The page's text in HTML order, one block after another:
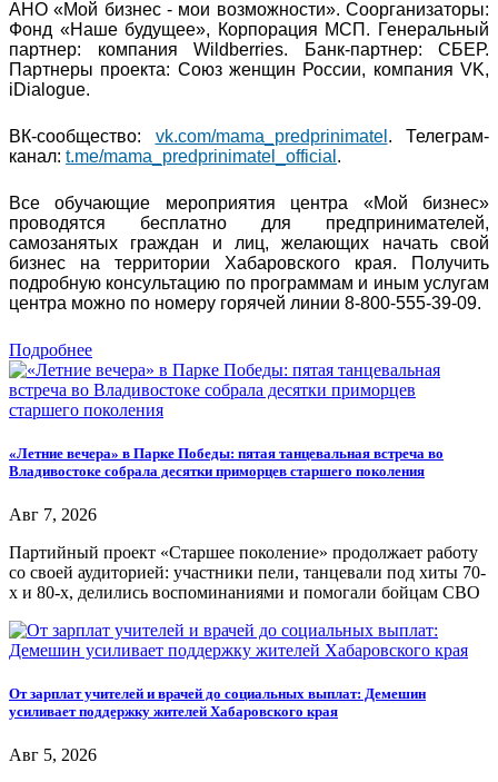
АНО «Мой бизнес - мои возможности». Соорганизаторы:
Фонд «Наше будущее», Корпорация МСП. Генеральный
партнер: компания Wildberries. Банк-партнер: СБЕР.
Партнеры проекта: Союз женщин России, компания VK,
iDialogue.
ВК-сообщество: vk.com/mama_predprinimatel . Телеграм-
канал: t.me/mama_predprinimatel_official .
Все обучающие мероприятия центра «Мой бизнес»
проводятся бесплатно для предпринимателей,
самозанятых граждан и лиц, желающих начать свой
бизнес на территории Хабаровского края. Получить
подробную консультацию по программам и иным услугам
центра можно по номеру горячей линии 8-800-555-39-09.
Подробнее
«Летние вечера» в Парке Победы: пятая танцевальная встреча во
Владивостоке собрала десятки приморцев старшего поколения
Авг 7, 2026
Партийный проект «Старшее поколение» продолжает работу
со своей аудиторией: участники пели, танцевали под хиты 70-
х и 80-х, делились воспоминаниями и помогали бойцам СВО
От зарплат учителей и врачей до социальных выплат: Демешин
усиливает поддержку жителей Хабаровского края
Авг 5, 2026